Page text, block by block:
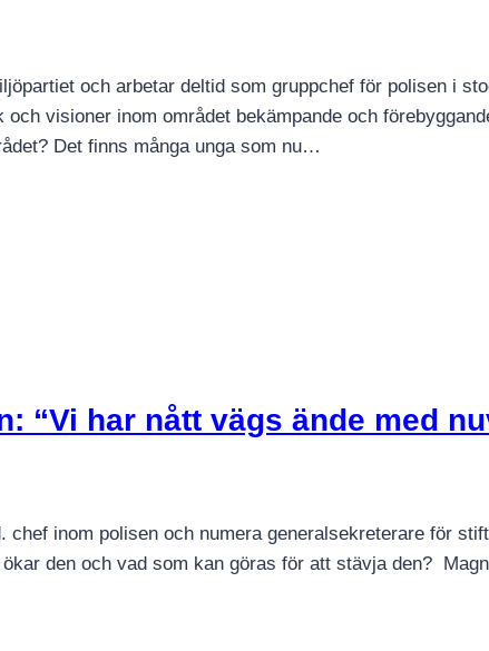
och arbetar deltid som gruppchef för polisen i
visioner inom området bekämpande och
Det finns många unga som nu…
“Vi har nått vägs ände med
chef inom polisen och numera generalsekreterare för
den och vad som kan göras för att stävja den?